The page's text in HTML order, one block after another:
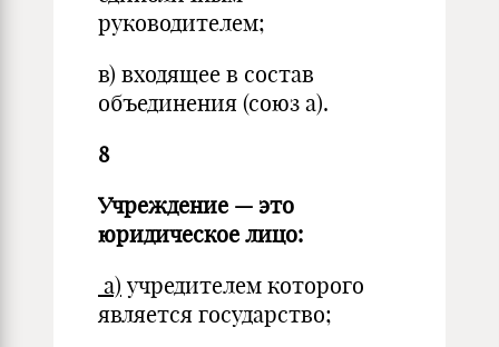
руководителем;
в) входящее в состав
объединения (союз а).
8
Учреждение — это
юридическое лицо:
а) учредителем которого
является государство;